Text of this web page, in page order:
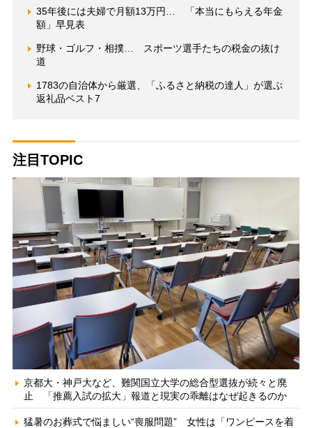
35年後には夫婦で月額13万円… 「本当にもらえる年金
額」早見表
野球・ゴルフ・相撲… スポーツ選手たちの税金の抜け
道
1783の自治体から厳選、「ふるさと納税の達人」が選ぶ
返礼品ベスト7
注目TOPIC
京都大・神戸大など、難関国立大学の総合型選抜が続々と廃
止 「推薦入試の拡大」報道と現実の乖離はなぜ起きるのか
猛暑のお葬式で悩ましい“喪服問題” 女性は「ワンピースを着